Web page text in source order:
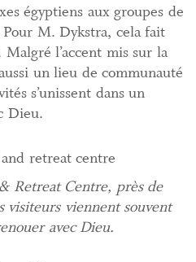
égyptiens aux groupes de
M. Dykstra, cela fait
l’accent mis sur la
un lieu de communauté
s’unissent dans un
Dieu.
Retreat Centre, près de
visiteurs viennent souvent
avec Dieu.